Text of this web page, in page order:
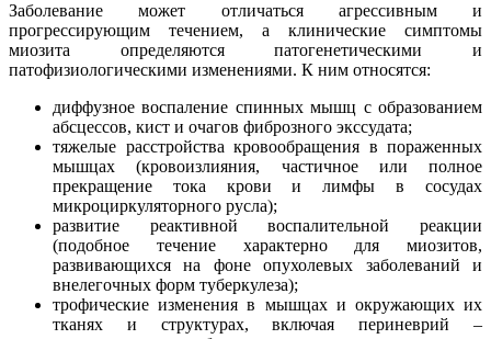
Заболевание может отличаться агрессивным и
прогрессирующим течением, а клинические симптомы
миозита определяются патогенетическими и
патофизиологическими изменениями. К ним относятся:
диффузное воспаление спинных мышц с образованием
абсцессов, кист и очагов фиброзного экссудата;
тяжелые расстройства кровообращения в пораженных
мышцах (кровоизлияния, частичное или полное
прекращение тока крови и лимфы в сосудах
микроциркуляторного русла);
развитие реактивной воспалительной реакции
(подобное течение характерно для миозитов,
развивающихся на фоне опухолевых заболеваний и
внелегочных форм туберкулеза);
трофические изменения в мышцах и окружающих их
тканях и структурах, включая периневрий –